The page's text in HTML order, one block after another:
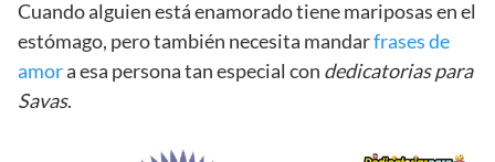
Cuando alguien está enamorado tiene mariposas en el
estómago, pero también necesita mandarfrases de
amora esa persona tan especial con dedicatorias para
Savas.